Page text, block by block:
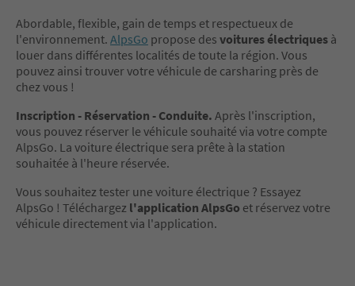
Abordable, flexible, gain de temps et respectueux de
l'environnement. AlpsGo propose des voitures électriques à
louer dans différentes localités de toute la région. Vous
pouvez ainsi trouver votre véhicule de carsharing près de
chez vous !
Inscription - Réservation - Conduite. Après l'inscription,
vous pouvez réserver le véhicule souhaité via votre compte
AlpsGo. La voiture électrique sera prête à la station
souhaitée à l'heure réservée.
Vous souhaitez tester une voiture électrique ? Essayez
AlpsGo ! Téléchargez l'application AlpsGo et réservez votre
véhicule directement via l'application.